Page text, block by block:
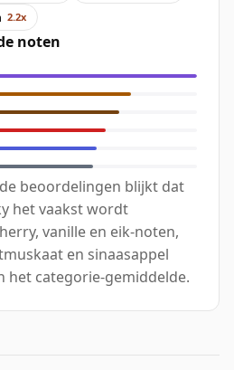
2.2x
noten
beoordelingen blijkt dat
het vaakst wordt
vanille en eik-noten,
en sinaasappel
het categorie-gemiddelde.